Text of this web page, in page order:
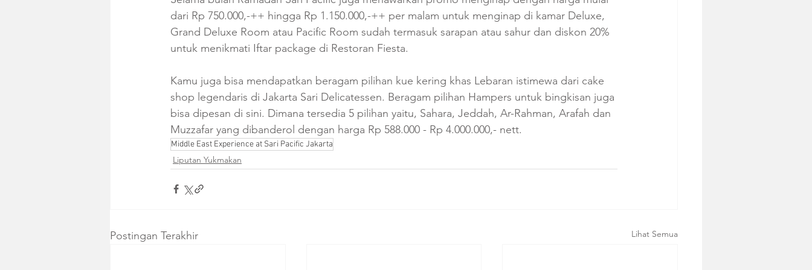
dari Rp 750.000,-++ hingga Rp 1.150.000,-++ per malam untuk menginap di kamar Deluxe,
Grand Deluxe Room atau Pacific Room sudah termasuk sarapan atau sahur dan diskon 20%
untuk menikmati Iftar package di Restoran Fiesta.
Kamu juga bisa mendapatkan beragam pilihan kue kering khas Lebaran istimewa dari cake
shop legendaris di Jakarta Sari Delicatessen. Beragam pilihan Hampers untuk bingkisan juga
bisa dipesan di sini. Dimana tersedia 5 pilihan yaitu, Sahara, Jeddah, Ar-Rahman, Arafah dan
Muzzafar yang dibanderol dengan harga Rp 588.000 - Rp 4.000.000,- nett.
Middle East Experience at Sari Pacific Jakarta
Liputan Yukmakan
Postingan Terakhir Lihat Semua